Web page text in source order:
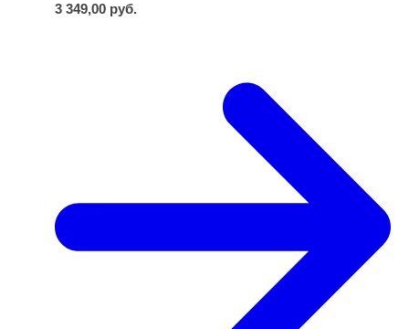
3 349,00 руб.